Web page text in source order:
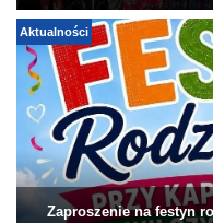
Aktualności
Zaproszenie na festyn